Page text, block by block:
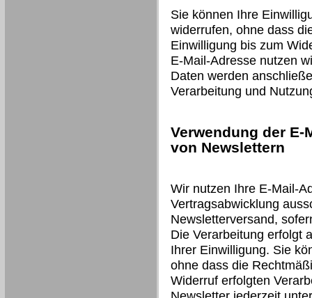
Sie können Ihre
widerrufen, ohne dass
Einwilligung bis zum
E-Mail-Adresse nutzen
Daten werden
Verarbeitung und
Verwendung der
von Newslettern
Wir nutzen Ihre E-Mail-
Vertragsabwicklung
Newsletterversand,
Die Verarbeitung erfolgt
Ihrer Einwilligung. Sie
ohne dass die
Widerruf erfolgten